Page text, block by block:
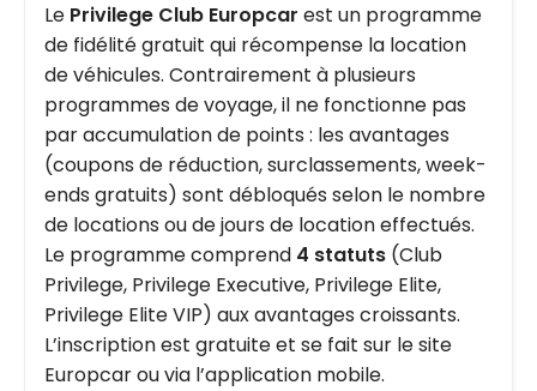
Le Privilege Club Europcar est un programme
de fidélité gratuit qui récompense la location
de véhicules. Contrairement à plusieurs
programmes de voyage, il ne fonctionne pas
par accumulation de points : les avantages
(coupons de réduction, surclassements, week-
ends gratuits) sont débloqués selon le nombre
de locations ou de jours de location effectués.
Le programme comprend 4 statuts (Club
Privilege, Privilege Executive, Privilege Elite,
Privilege Elite VIP) aux avantages croissants.
L’inscription est gratuite et se fait sur le site
Europcar ou via l’application mobile.